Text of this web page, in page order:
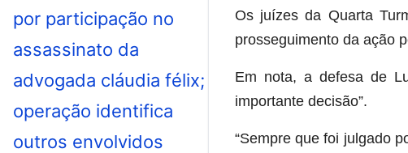
Os juízes da Quarta
prosseguimento da ação
Em nota, a defesa de
importante decisão”.
“Sempre que foi julgado